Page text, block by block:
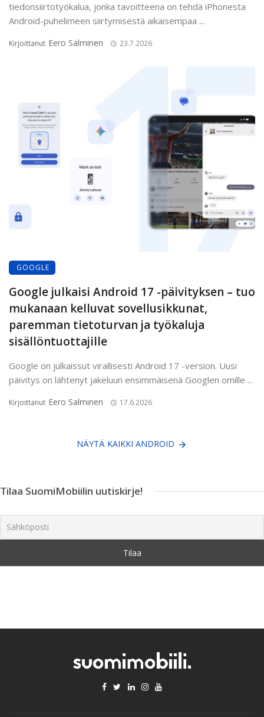
tiedonsiirtotyökalua, jonka tavoitteena on tehdä iPhonesta
Android-puhelimeen siirtymisestä aikaisempaa ...
Kirjoittanut Eero Salminen 23.7.2026
GOOGLE
Google julkaisi Android 17 -päivityksen – tuo
mukanaan kelluvat sovellusikkunat,
paremman tietoturvan ja työkaluja
sisällöntuottajille
Google on julkaissut virallisesti Android 17 -version. Uusi
päivitys on lähtenyt jakeluun ensimmäisenä Googlen omille ...
Kirjoittanut Eero Salminen 17.6.2026
NÄYTÄ KAIKKI ANDROID
Tilaa SuomiMobiilin uutiskirje!